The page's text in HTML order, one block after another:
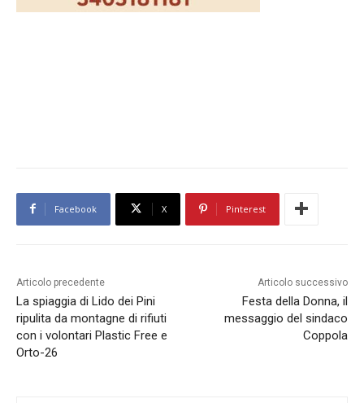
Facebook X Pinterest
Articolo precedente
La spiaggia di Lido dei Pini
ripulita da montagne di rifiuti
con i volontari Plastic Free e
Orto-26
Articolo successivo
Festa della Donna, il
messaggio del sindaco
Coppola